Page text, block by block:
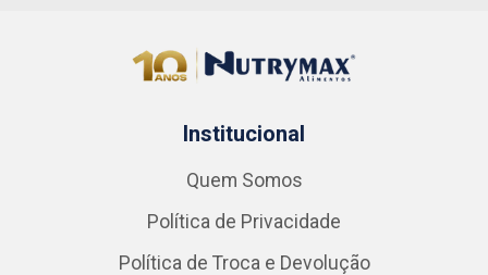
Institucional
Quem Somos
Política de Privacidade
Política de Troca e Devolução